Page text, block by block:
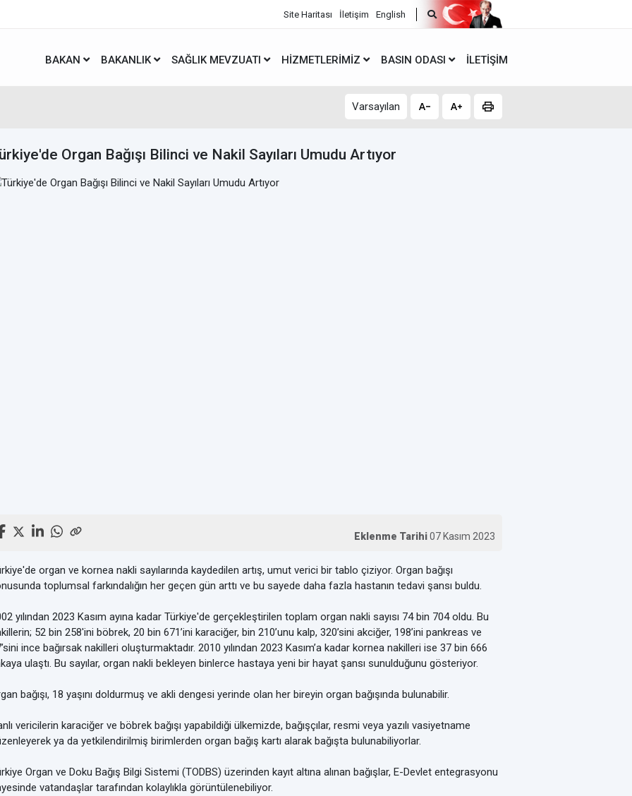
Site Haritası İletişim English
BAKAN BAKANLIK SAĞLIK MEVZUATI HIZMETLERIMIZ BASIN ODASI İLETIŞIM
Varsayılan
Organ Bağışı Bilinci ve Nakil Sayıları Umudu Artıyor
Eklenme Tarihi07 Kasım 2023
organ ve kornea nakli sayılarında kaydedilen artış, umut verici bir tablo çiziyor. Organ bağışı
toplumsal farkındalığın her geçen gün arttı ve bu sayede daha fazla hastanın tedavi şansı buldu.
yılından 2023 Kasım ayına kadar Türkiye'de gerçekleştirilen toplam organ nakli sayısı 74 bin 704 oldu. Bu
52 bin 258'ini böbrek, 20 bin 671’ini karaciğer, bin 210’unu kalp, 320’sini akciğer, 198’ini pankreas ve
ince bağırsak nakilleri oluşturmaktadır. 2010 yılından 2023 Kasım’a kadar kornea nakilleri ise 37 bin 666
ulaştı. Bu sayılar, organ nakli bekleyen binlerce hastaya yeni bir hayat şansı sunulduğunu gösteriyor.
bağışı, 18 yaşını doldurmuş ve akli dengesi yerinde olan her bireyin organ bağışında bulunabilir.
vericilerin karaciğer ve böbrek bağışı yapabildiği ülkemizde, bağışçılar, resmi veya yazılı vasiyetname
ya da yetkilendirilmiş birimlerden organ bağış kartı alarak bağışta bulunabiliyorlar.
Organ ve Doku Bağış Bilgi Sistemi (TODBS) üzerinden kayıt altına alınan bağışlar, E-Devlet entegrasyonu
vatandaşlar tarafından kolaylıkla görüntülenebiliyor.